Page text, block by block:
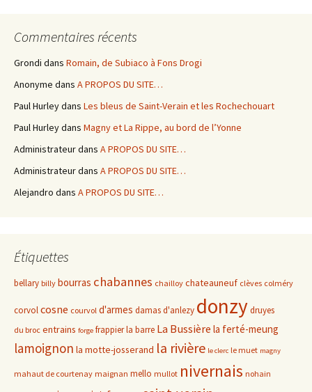
Commentaires récents
Grondi dans Romain, de Subiaco à Fons Drogi
Anonyme dans A PROPOS DU SITE…
Paul Hurleydans Les bleus de Saint-Verain et les Rochechouart
Paul Hurleydans Magny et La Rippe, au bord de l’Yonne
Administrateurdans A PROPOS DU SITE…
Administrateurdans A PROPOS DU SITE…
Alejandro dans A PROPOS DU SITE…
Étiquettes
bellary billy bourras chabannes chailloy chateauneuf clèves colméry
corvolcosne courvol d'armes damas d'anlezy donzydruyes
du broc entrains forge frappierla barre La Bussière la ferté-meung
lamoignon la motte-josserand la rivière le clerc le muet magny
mahaut de courtenay maignan mello mullot nivernais nohain